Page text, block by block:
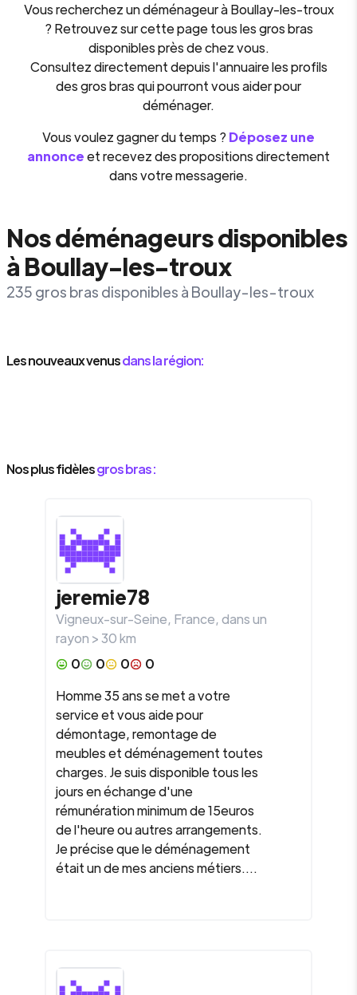
Vous recherchez undéménageurà Boullay-les-troux
? Retrouvez sur cette page tous les gros bras
disponibles près de chez vous.
Consultez directement depuis l'annuaire les profils
des gros bras qui pourront vous aider pour
déménager.
Vous voulez gagner du temps ? Déposez une
annonceet recevez des propositions directement
dans votre messagerie.
Nos déménageurs disponibles
à Boullay-les-troux
235 gros bras disponibles à Boullay-les-troux
Les nouveaux venusdans la région:
Nos plus fidèlesgros bras :
jeremie78
Vigneux-sur-Seine, France, dans un
rayon >30km
0
0 0
0
Homme 35 ans se met a votre
service et vous aide pour
démontage, remontage de
meubles et déménagement toutes
charges. Je suis disponible tous les
jours en échange d'une
rémunération minimum de 15euros
de l'heure ou autres arrangements.
Je précise que le déménagement
était un de mes anciens métiers....